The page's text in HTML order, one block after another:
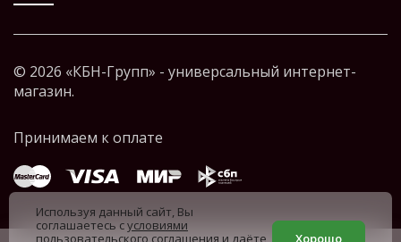
© 2026 «КБН-Групп» - универсальный интернет-
магазин.
Используя данный сайт, Вы
соглашаетесь сусловиями
пользовательского соглашения и даёте Хорошо